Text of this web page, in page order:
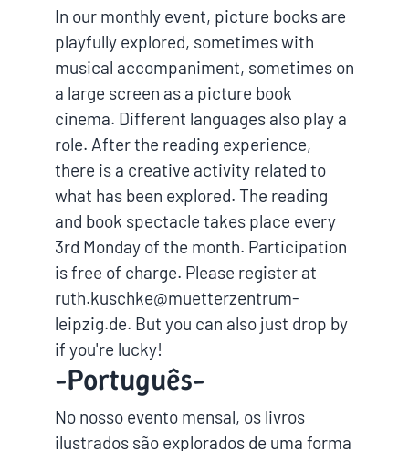
In our monthly event, picture books are
playfully explored, sometimes with
musical accompaniment, sometimes on
a large screen as a picture book
cinema. Different languages also play a
role. After the reading experience,
there is a creative activity related to
what has been explored. The reading
and book spectacle takes place every
3rd Monday of the month. Participation
is free of charge. Please register at
ruth.kuschke@muetterzentrum-
leipzig.de. But you can also just drop by
if you're lucky!
-Português-
No nosso evento mensal, os livros
ilustrados são explorados de uma forma